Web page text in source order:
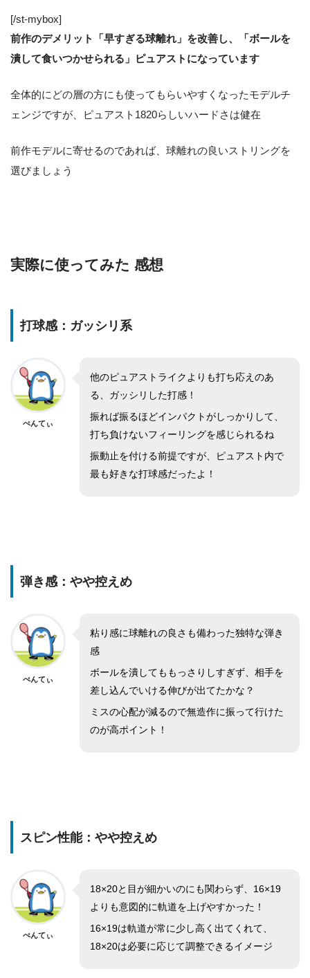
[/st-mybox]
前作のデメリット「早すぎる球離れ」を改善し、「ボールを
潰して食いつかせられる」ピュアストになっています
全体的にどの層の方にも使ってもらいやすくなったモデルチ
ェンジですが、ピュアスト1820らしいハードさは健在
前作モデルに寄せるのであれば、球離れの良いストリングを
選びましょう
実際に使ってみた 感想
打球感：ガッシリ系
ぺんてぃ
他のピュアストライクよりも打ち応えのあ
る、ガッシリした打感！
振れば振るほどインパクトがしっかりして、
打ち負けないフィーリングを感じられるね
振動止を付ける前提ですが、ピュアスト内で
最も好きな打球感だったよ！
弾き感：やや控えめ
ぺんてぃ
粘り感に球離れの良さも備わった独特な弾き
感
ボールを潰してももっさりしすぎず、相手を
差し込んでいける伸びが出てたかな？
ミスの心配が減るので無造作に振って行けた
のが高ポイント！
スピン性能：やや控えめ
ぺんてぃ
18×20と目が細かいのにも関わらず、16×19
よりも意図的に軌道を上げやすかった！
16×19は軌道が常に少し高く出てくれて、
18×20は必要に応じて調整できるイメージ